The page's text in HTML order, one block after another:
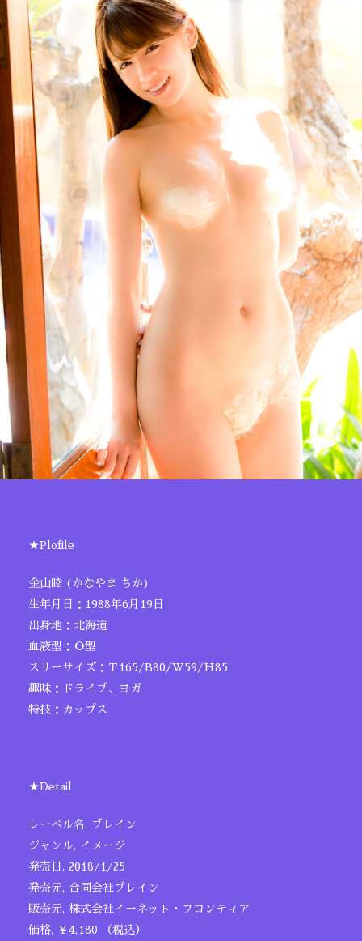
★Plofile
金山睦 (かなやま ちか)
生年月日：1988年6月19日
出身地：北海道
血液型：Ｏ型
スリーサイズ：Ｔ165/B80/W59/H85
趣味：ドライブ、ヨガ
特技：カップス
★Detail
レーベル名, ブレイン
ジャンル, イメージ
発売日, 2018/1/25
発売元, 合同会社ブレイン
販売元, 株式会社イーネット・フロンティア
価格, ￥4,180 （税込）